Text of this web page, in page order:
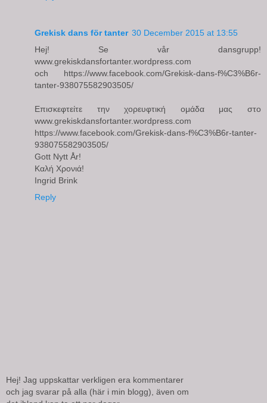
Grekisk dans för tanter 30 December 2015 at 13:55
Hej! Se vår dansgrupp!
www.grekiskdansfortanter.wordpress.com
och https://www.facebook.com/Grekisk-dans-f%C3%B6r-
tanter-938075582903505/
Επισκεφτείτε την χορευφτική ομάδα μας στο
www.grekiskdansfortanter.wordpress.com
https://www.facebook.com/Grekisk-dans-f%C3%B6r-tanter-
938075582903505/
Gott Nytt År!
Καλή Χρονιά!
Ingrid Brink
Reply
Hej! Jag uppskattar verkligen era kommentarer
och jag svarar på alla (här i min blogg), även om